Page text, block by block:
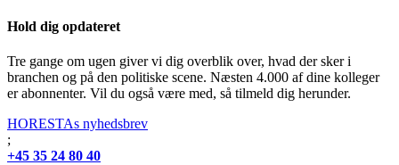
Hold dig opdateret
Tre gange om ugen giver vi dig overblik over, hvad der sker i
branchen og på den politiske scene. Næsten 4.000 af dine kolleger
er abonnenter. Vil du også være med, så tilmeld dig herunder.
HORESTAs nyhedsbrev
;
+45 35 24 80 40